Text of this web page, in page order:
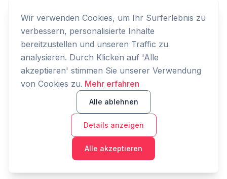
Wir verwenden Cookies, um Ihr Surferlebnis zu
verbessern, personalisierte Inhalte
bereitzustellen und unseren Traffic zu
analysieren. Durch Klicken auf 'Alle
akzeptieren' stimmen Sie unserer Verwendung
von Cookies zu. Mehr erfahren
Alle ablehnen
Details anzeigen
Alle akzeptieren